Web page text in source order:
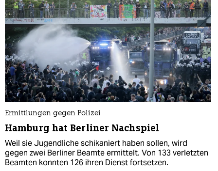
Ermittlungen gegen Polizei
Hamburg hat Berliner Nachspiel
Weil sie Jugendliche schikaniert haben sollen, wird
gegen zwei Berliner Beamte ermittelt. Von 133 verletzten
Beamten konnten 126 ihren Dienst fortsetzen.